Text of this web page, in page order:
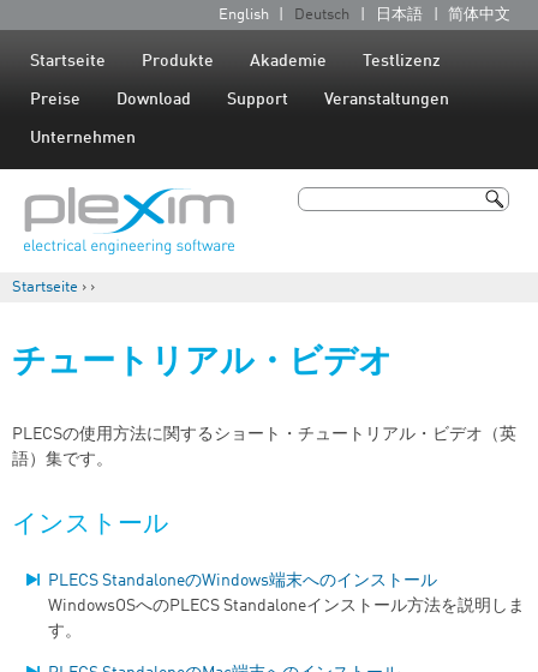
Jump to navigation
S
e
n
English Deutsch 日本語 简体中文
Startseite Produkte Akademie Testlizenz
Preise Download Support Veranstaltungen
Unternehmen
Suche
Startseite › ›
チュートリアル・ビデオ
PLECSの使用方法に関するショート・チュートリアル・ビデオ（英
語）集です。
インストール
PLECS StandaloneのWindows端末へのインストール
WindowsOSへのPLECS Standaloneインストール方法を説明しま
す。